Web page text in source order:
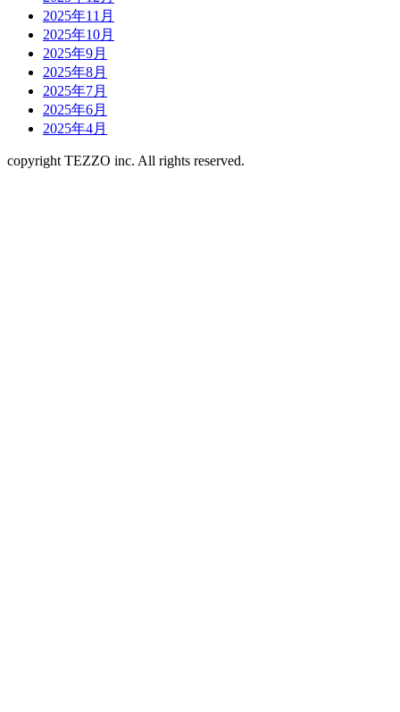
2025年11月
2025年10月
2025年9月
2025年8月
2025年7月
2025年6月
2025年4月
copyright TEZZO inc. All rights reserved.